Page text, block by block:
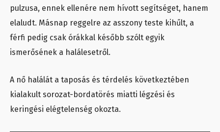
pulzusa, ennek ellenére nem hívott segítséget, hanem
elaludt. Másnap reggelre az asszony teste kihűlt, a
férfi pedig csak órákkal később szólt egyik
ismerősének a halálesetről.
A nő halálát a taposás és térdelés következtében
kialakult sorozat-bordatörés miatti légzési és
keringési elégtelenség okozta.